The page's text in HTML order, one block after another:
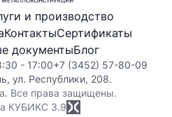
и производство
КонтактыСертификаты
документыБлог
- 17:00+7 (3452) 57-80-09
ул. Республики, 208.
Все права защищены.
КУБИКС 3.9